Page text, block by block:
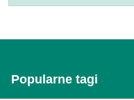
Popularne tagi